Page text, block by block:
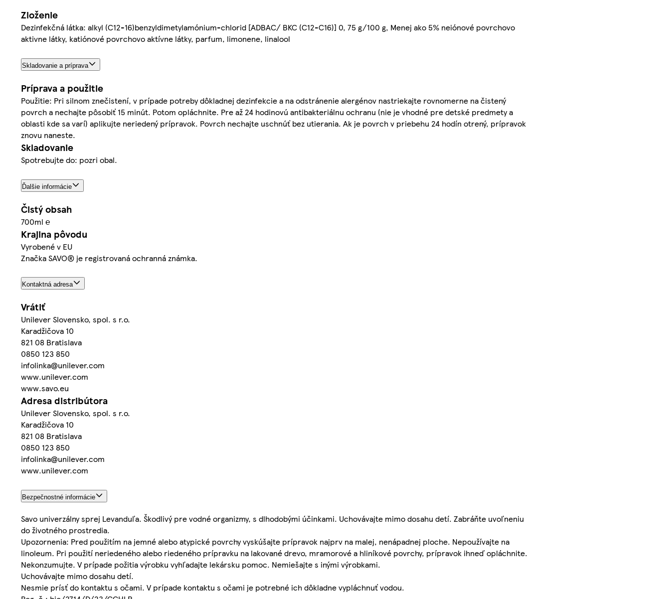
Zloženie
Dezinfekčná látka: alkyl (C12-16)benzyldimetylamónium-chlorid [ADBAC/ BKC (C12-C16)] 0, 75 g/100 g, Menej ako 5% neiónové povrchovo
aktivne látky, katiónové povrchovo aktívne látky, parfum, limonene, linalool
Skladovanie a príprava
Príprava a použitie
Použitie: Pri silnom znečistení, v prípade potreby dôkladnej dezinfekcie a na odstránenie alergénov nastriekajte rovnomerne na čistený
povrch a nechajte pôsobiť 15 minút. Potom opláchnite. Pre až 24 hodinovú antibakteriálnu ochranu (nie je vhodné pre detské predmety a
oblasti kde sa varí) aplikujte neriedený prípravok. Povrch nechajte uschnúť bez utierania. Ak je povrch v priebehu 24 hodín otrený, prípravok
znovu naneste.
Skladovanie
Spotrebujte do: pozri obal.
Ďalšie informácie
Čistý obsah
700ml ℮
Krajina pôvodu
Vyrobené v EU
Značka SAVO® je registrovaná ochranná známka.
Kontaktná adresa
Vrátiť
Unilever Slovensko, spol. s r.o.
Karadžičova 10
821 08 Bratislava
0850 123 850
infolinka@unilever.com
www.unilever.com
www.savo.eu
Adresa distribútora
Unilever Slovensko, spol. s r.o.
Karadžičova 10
821 08 Bratislava
0850 123 850
infolinka@unilever.com
www.unilever.com
Bezpečnostné informácie
Savo univerzálny sprej Levanduľa. Škodlivý pre vodné organizmy, s dlhodobými účinkami. Uchovávajte mimo dosahu detí. Zabráňte uvoľneniu
do životného prostredia.
Upozornenia: Pred použitím na jemné alebo atypické povrchy vyskúšajte prípravok najprv na malej, nenápadnej ploche. Nepoužívajte na
linoleum. Pri použití neriedeného alebo riedeného prípravku na lakované drevo, mramorové a hliníkové povrchy, prípravok ihneď opláchnite.
Nekonzumujte. V prípade požitia výrobku vyhľadajte lekársku pomoc. Nemiešajte s inými výrobkami.
Uchovávajte mimo dosahu detí.
Nesmie prísť do kontaktu s očami. V prípade kontaktu s očami je potrebné ich dôkladne vypláchnuť vodou.